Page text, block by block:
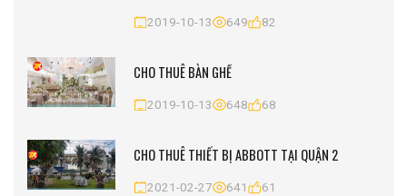
2019-10-13 649 82
CHO THUÊ BÀN GHẾ
2019-10-13 648 68
CHO THUÊ THIẾT BỊ ABBOTT TẠI QUẬN 2
2021-02-27 641 61